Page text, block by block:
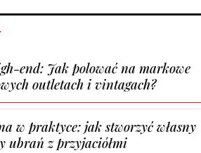
end: Jak polować na markowe
outletach i vintagach?
w praktyce: jak stworzyć własny
ubrań z przyjaciółmi